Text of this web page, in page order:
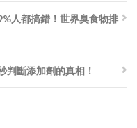
人都搞錯！世界臭食物排
判斷添加劑的真相！